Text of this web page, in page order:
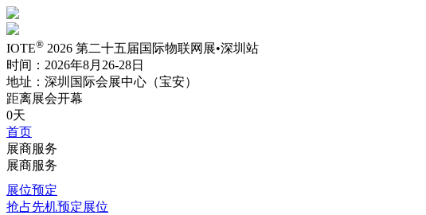
IOTE® 2026 第二十五届国际物联网展•深圳站
时间：2026年8月26-28日
地址：深圳国际会展中心（宝安）
距离展会开幕
0天
首页
展商服务
展商服务
展位预定
抢占先机预定展位